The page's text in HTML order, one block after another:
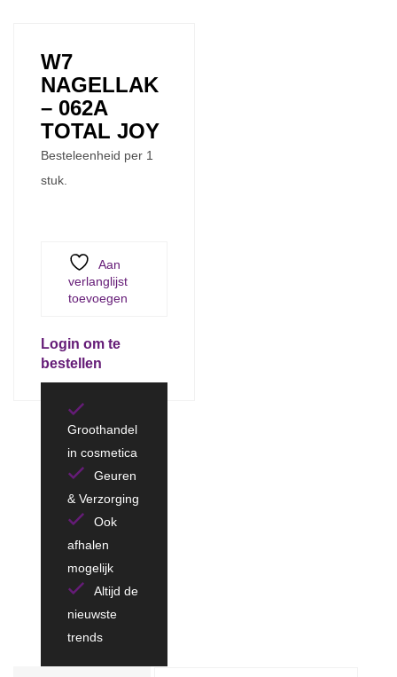
W7
NAGELLAK
– 062A
TOTAL JOY
Besteleenheid per 1
stuk.
Aan
verlanglijst
toevoegen
Login om te
bestellen
Groothandel
in cosmetica
Geuren
& Verzorging
Ook
afhalen
mogelijk
Altijd de
nieuwste
trends